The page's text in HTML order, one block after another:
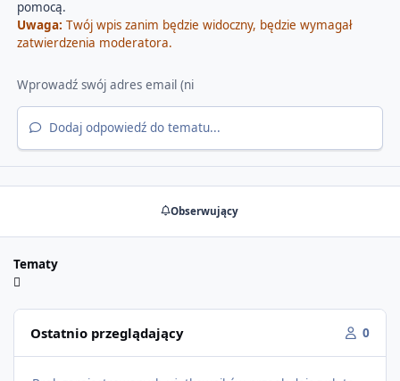
pomocą.
Uwaga: Twój wpis zanim będzie widoczny, będzie wymagał
zatwierdzenia moderatora.
Dodaj odpowiedź do tematu...
Obserwujący
Tematy
Ostatnio przeglądający 0